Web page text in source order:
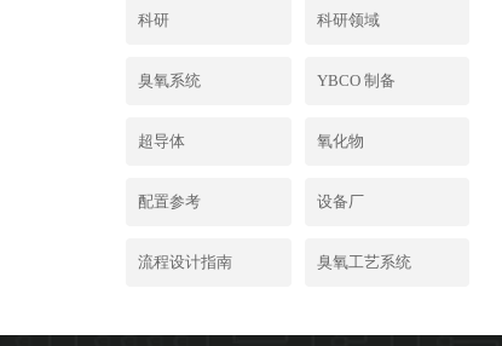
科研 科研领域
臭氧系统 YBCO 制备
超导体 氧化物
配置参考 设备厂
流程设计指南 臭氧工艺系统